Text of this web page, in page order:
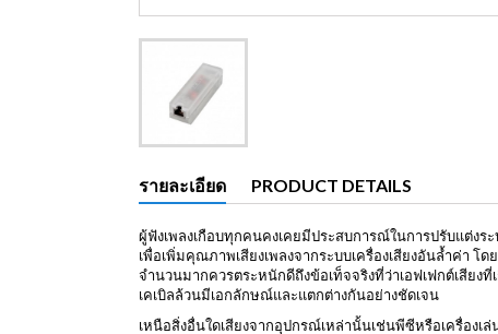
รายละเอียด PRODUCT DETAILS
ผู้ฟังเพลงเกือบทุกคนคงเคยมีประสบการณ์ในการปรับแต่งร
เพื่อเพิ่มคุณภาพเสียงเพลงจากระบบเครื่องเสียงอันล้ำค่า โ
จำนวนมากควรตระหนักดีถึงข้อเท็จจริงที่ว่าเอฟเฟกต์เสียง
เคเบิลล้วนมีเอกลักษณ์และแตกต่างกันอย่างชัดเจน
เหนือสิ่งอื่นใดเสียงจากอุปกรณ์เหล่านั้นเช่นพีซีหรือเครื่อง